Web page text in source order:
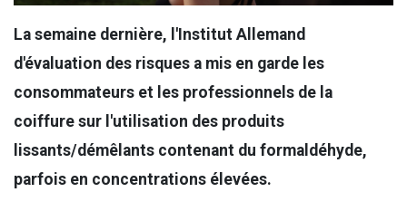
La semaine dernière, l'Institut Allemand
d'évaluation des risques a mis en garde les
consommateurs et les professionnels de la
coiffure sur l'utilisation des produits
lissants/démêlants contenant du formaldéhyde,
parfois en concentrations élevées.